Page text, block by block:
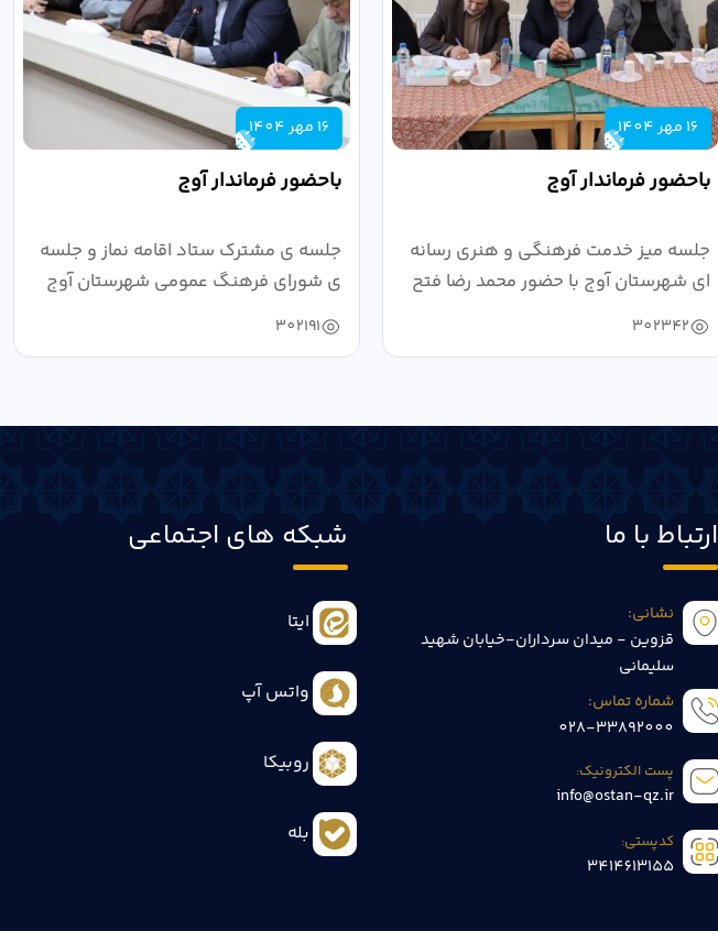
16 مهر 1404
باحضور فرماندار آوج
جلسه میز خدمت فرهنگی و هنری رسانه
ای شهرستان آوج با حضور محمد رضا فتح
خانی...
302342
16 مهر 1404
باحضور فرماندار آوج
جلسه ی مشترک ستاد اقامه نماز و جلسه
ی شورای فرهنگ عمومی شهرستان آوج
به ریاست...
302191
ارتباط با ما
نشانی:
قزوین - میدان سرداران-خیابان شهید
سلیمانی
شماره تماس:
028-33892000
پست الکترونیک:
info@ostan-qz.ir
کدپستی:
3414613155
شبکه های اجتماعی
ایتا
واتس آپ
روبیکا
بله